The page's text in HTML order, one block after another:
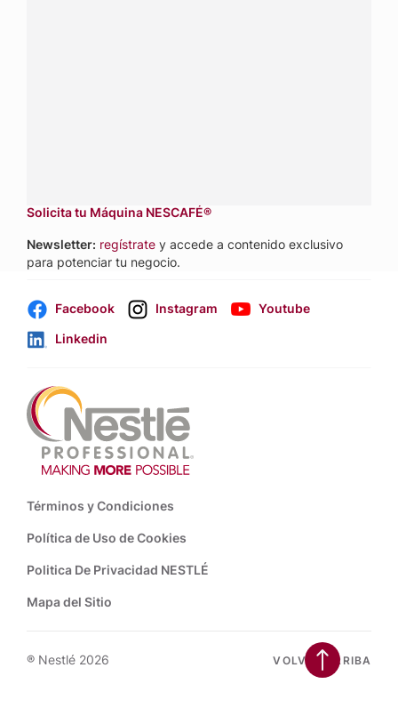
Solicita tu Máquina NESCAFÉ®
Newsletter: regístrate y accede a contenido exclusivo
para potenciar tu negocio.
Facebook Instagram
Youtube
Linkedin
Footer
Términos y Condiciones
Política de Uso de Cookies
Politica De Privacidad NESTLÉ
Mapa del Sitio
® Nestlé 2026 VOLVER ARRIBA